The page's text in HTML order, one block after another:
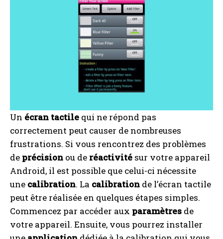
Un écran tactile qui ne répond pas
correctement peut causer de nombreuses
frustrations. Si vous rencontrez des problèmes
de précision ou de réactivité sur votre appareil
Android, il est possible que celui-ci nécessite
une calibration. La calibration de l’écran tactile
peut être réalisée en quelques étapes simples.
Commencez par accéder aux paramètres de
votre appareil. Ensuite, vous pourrez installer